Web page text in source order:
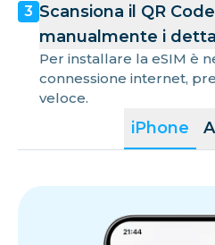
iPhone
3 Scansiona il QR
manualmente i
Per installare la eSIM è
connessione internet,
veloce.